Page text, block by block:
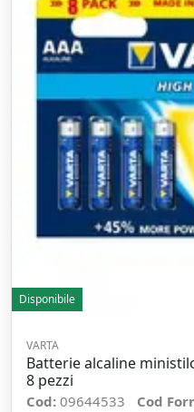
Disponibile
VARTA
Batterie alcaline
8 pezzi
Cod: 09644533 Cod